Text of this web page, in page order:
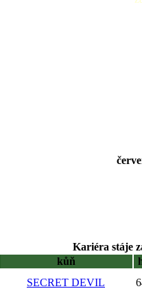
Kariéra stáje
kůň
SECRET DEVIL